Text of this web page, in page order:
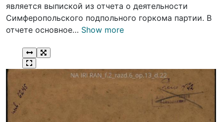
является выпиской из отчета о деятельности
Симферопольского подпольного горкома партии. В
отчете основное… Show more